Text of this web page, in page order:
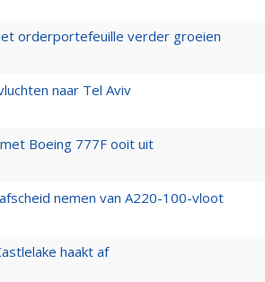
orderportefeuille verder groeien
naar Tel Aviv
Boeing 777F ooit uit
nemen van A220-100-vloot
haakt af